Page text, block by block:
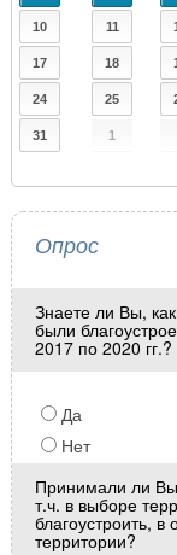
10 11
17 18
24 25
31 1
Опрос
Знаете ли Вы,
были
2017 по 2020 гг.?
Да
Нет
Принимали ли Вы
т.ч. в выборе
благоустроить,
территории?